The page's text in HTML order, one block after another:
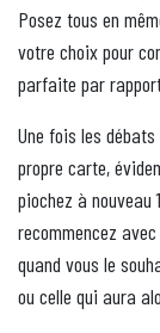
Posez tous en
votre choix pour
parfaite par
Une fois les
propre carte,
piochez à
recommencez
quand vous le
ou celle qui aura